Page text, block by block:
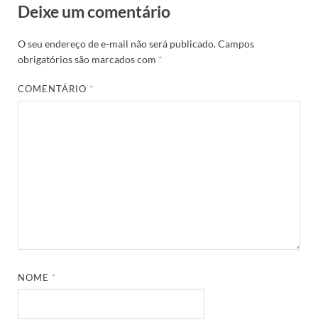
Deixe um comentário
O seu endereço de e-mail não será publicado.Campos
obrigatórios são marcados com *
COMENTÁRIO*
NOME*